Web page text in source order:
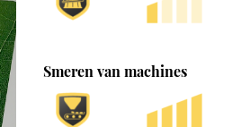
Smeren van machines